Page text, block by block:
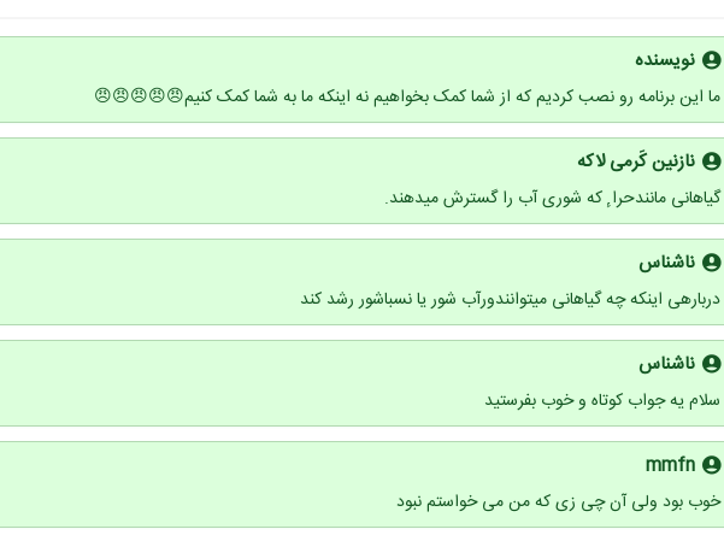
نویسنده
ما این برنامه رو نصب کردیم که از شما کمک بخواهیم نه اینکه ما به شما کمک کنیم😠😠😠😠😠
نازنین کَرمی لاکه
گیاهانی مانندحرا ٕ که شوری آب را گسترش میدهند.
ناشناس
دربارهی اینکه چه گیاهانی میتوانندورآب شور یا نسباشور رشد کند
ناشناس
سلام یه جواب کوتاه و خوب بفرستید
mmfn
خوب بود ولی آن چی زی که من می خواستم نبود